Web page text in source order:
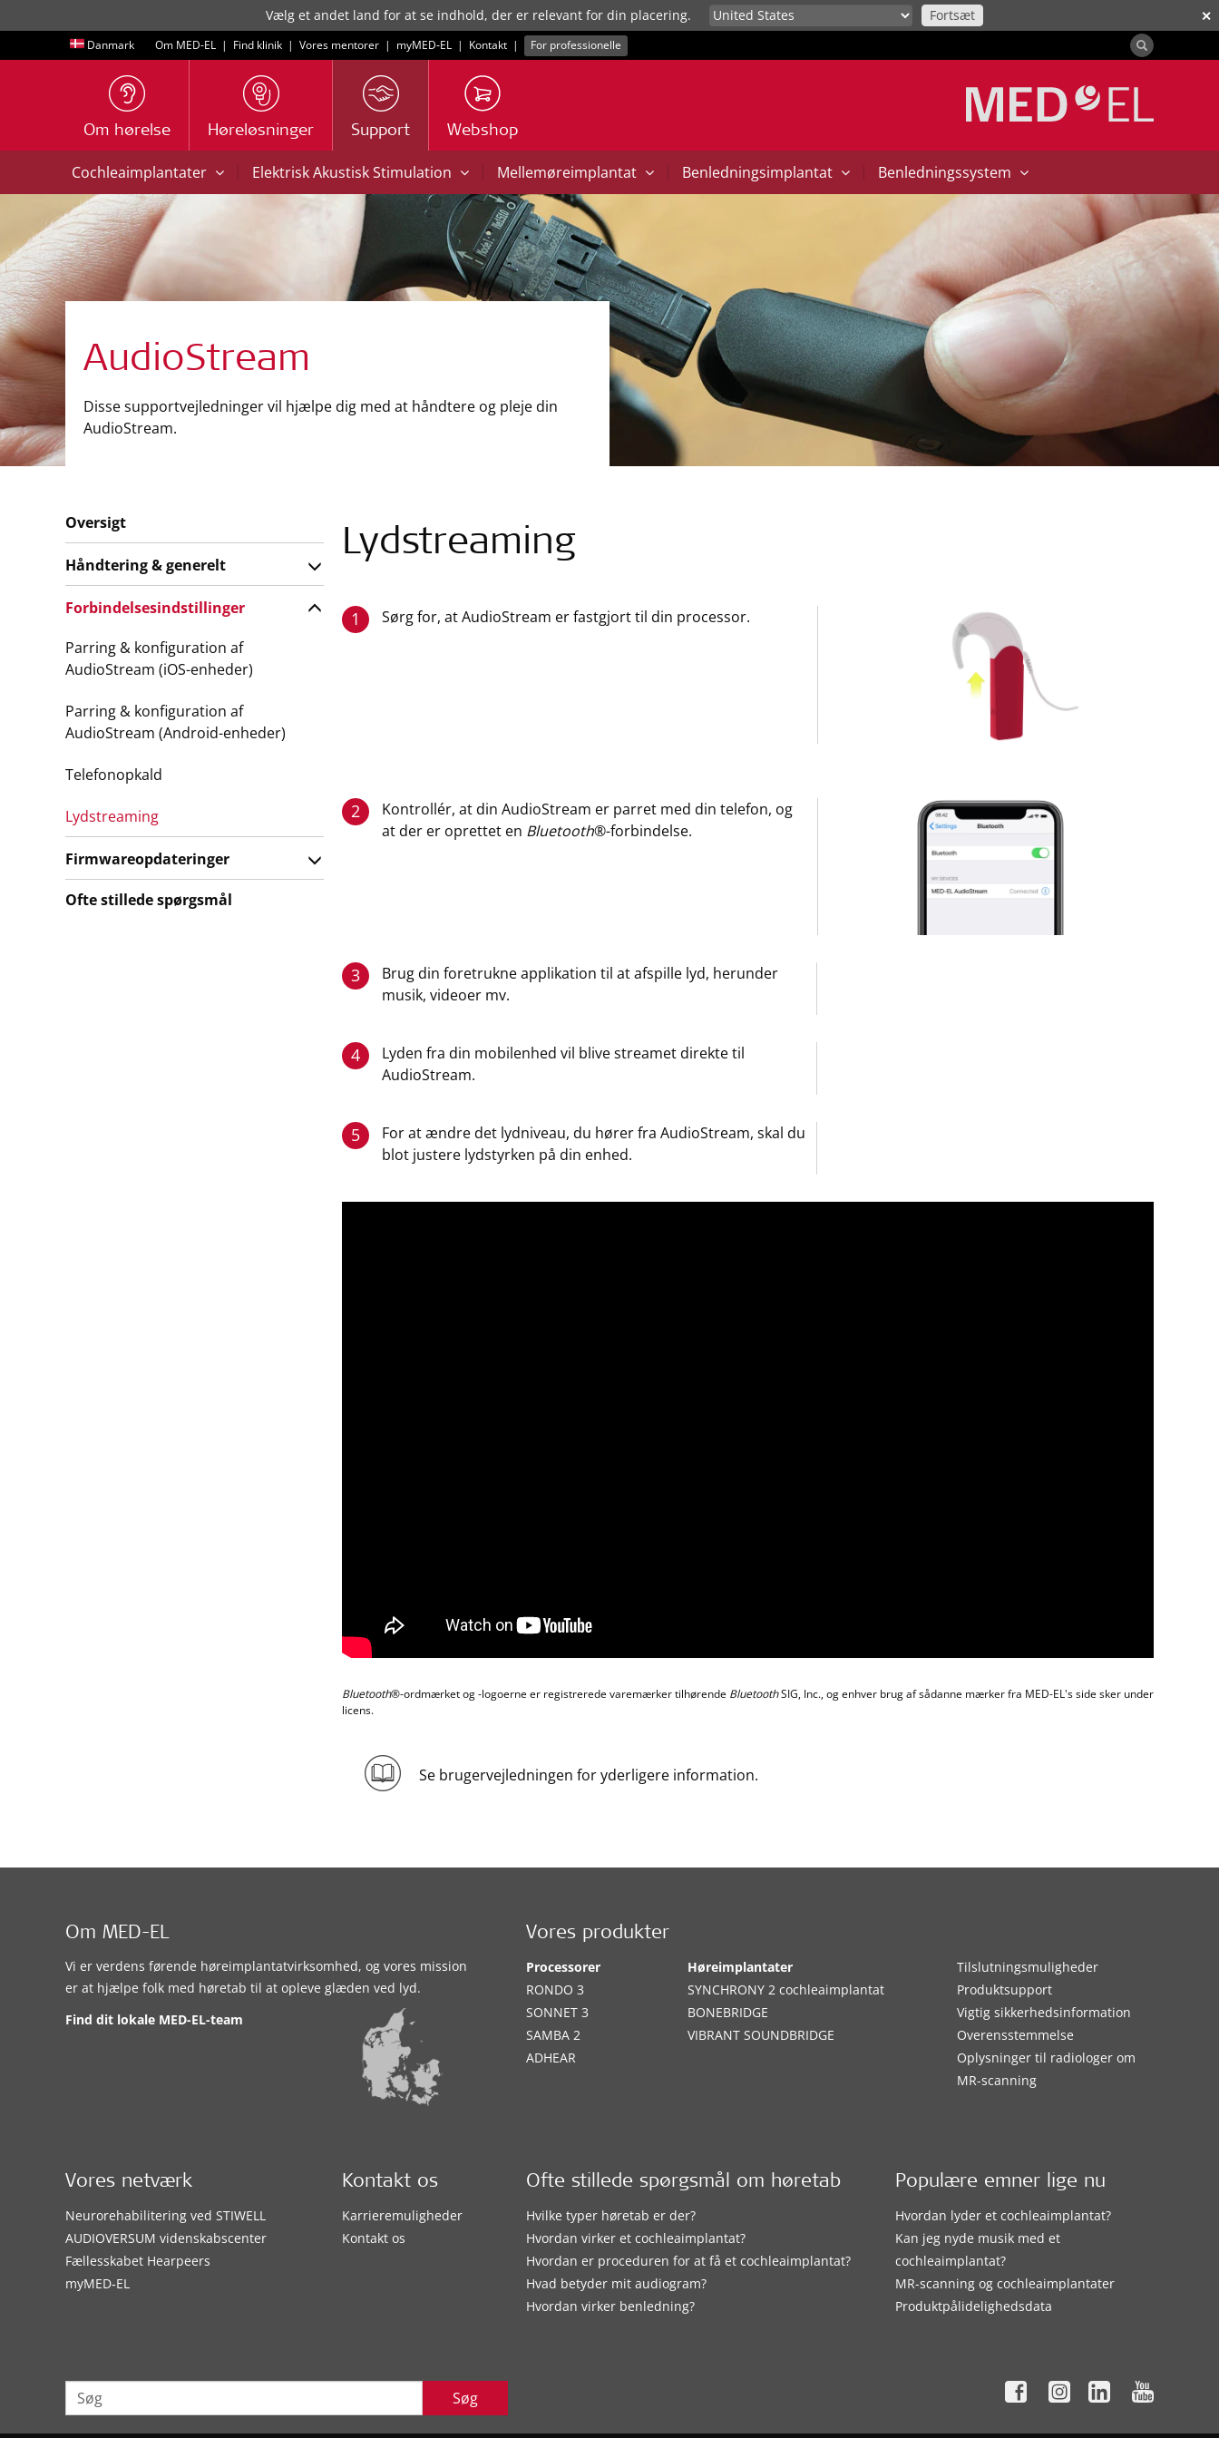
✕
Vælg et andet land for at se indhold, der er relevant for din placering. Fortsæt
Danmark Om MED-EL | Find klinik | Vores mentorer | myMED‑EL | Kontakt | For professionelle
Om hørelse Høreløsninger Support Webshop
Cochleaimplantater | Elektrisk Akustisk Stimulation | Mellemøreimplantat | Benledningsimplantat | Benledningssystem
AudioStream
Disse supportvejledninger vil hjælpe dig med at håndtere og pleje din
AudioStream.
Lydstreaming
1 Sørg for, at AudioStream er fastgjort til din processor.
2
Kontrollér, at din AudioStream er parret med din telefon, og
at der er oprettet en Bluetooth®-forbindelse.
3
Brug din foretrukne applikation til at afspille lyd, herunder
musik, videoer mv.
4
Lyden fra din mobilenhed vil blive streamet direkte til
AudioStream.
5
For at ændre det lydniveau, du hører fra AudioStream, skal du
blot justere lydstyrken på din enhed.
Bluetooth®-ordmærket og -logoerne er registrerede varemærker tilhørende BluetoothSIG, Inc., og enhver brug af sådanne mærker fra MED-EL's side sker under
licens.
Se brugervejledningen for yderligere information.
Oversigt
Håndtering & generelt
Forbindelsesindstillinger
Parring & konfiguration af
AudioStream (iOS-enheder)
Parring & konfiguration af
AudioStream (Android-enheder)
Telefonopkald
Lydstreaming
Firmwareopdateringer
Ofte stillede spørgsmål
Om MED-EL
Vi er verdens førende høreimplantatvirksomhed, og vores mission
er at hjælpe folk med høretab til at opleve glæden ved lyd.
Find dit lokale MED-EL-team
Vores produkter
Processorer
RONDO 3
SONNET 3
SAMBA 2
ADHEAR
Høreimplantater
SYNCHRONY 2 cochleaimplantat
BONEBRIDGE
VIBRANT SOUNDBRIDGE
Tilslutningsmuligheder
Produktsupport
Vigtig sikkerhedsinformation
Overensstemmelse
Oplysninger til radiologer om
MR-scanning
Ofte stillede spørgsmål om høretab
Hvilke typer høretab er der?
Hvordan virker et cochleaimplantat?
Hvordan er proceduren for at få et cochleaimplantat?
Hvad betyder mit audiogram?
Hvordan virker benledning?
Populære emner lige nu
Hvordan lyder et cochleaimplantat?
Kan jeg nyde musik med et
cochleaimplantat?
MR-scanning og cochleaimplantater
Produktpålidelighedsdata
Vores netværk
Neurorehabilitering ved STIWELL
AUDIOVERSUM videnskabscenter
Fællesskabet Hearpeers
myMED‑EL
Kontakt os
Karrieremuligheder
Kontakt os
Søg